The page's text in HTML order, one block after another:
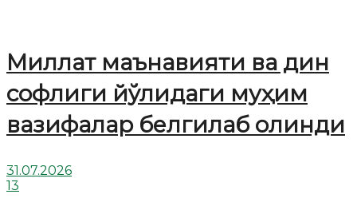
Миллат маънавияти ва дин
софлиги йўлидаги муҳим
вазифалар белгилаб олинди
31.07.2026
13